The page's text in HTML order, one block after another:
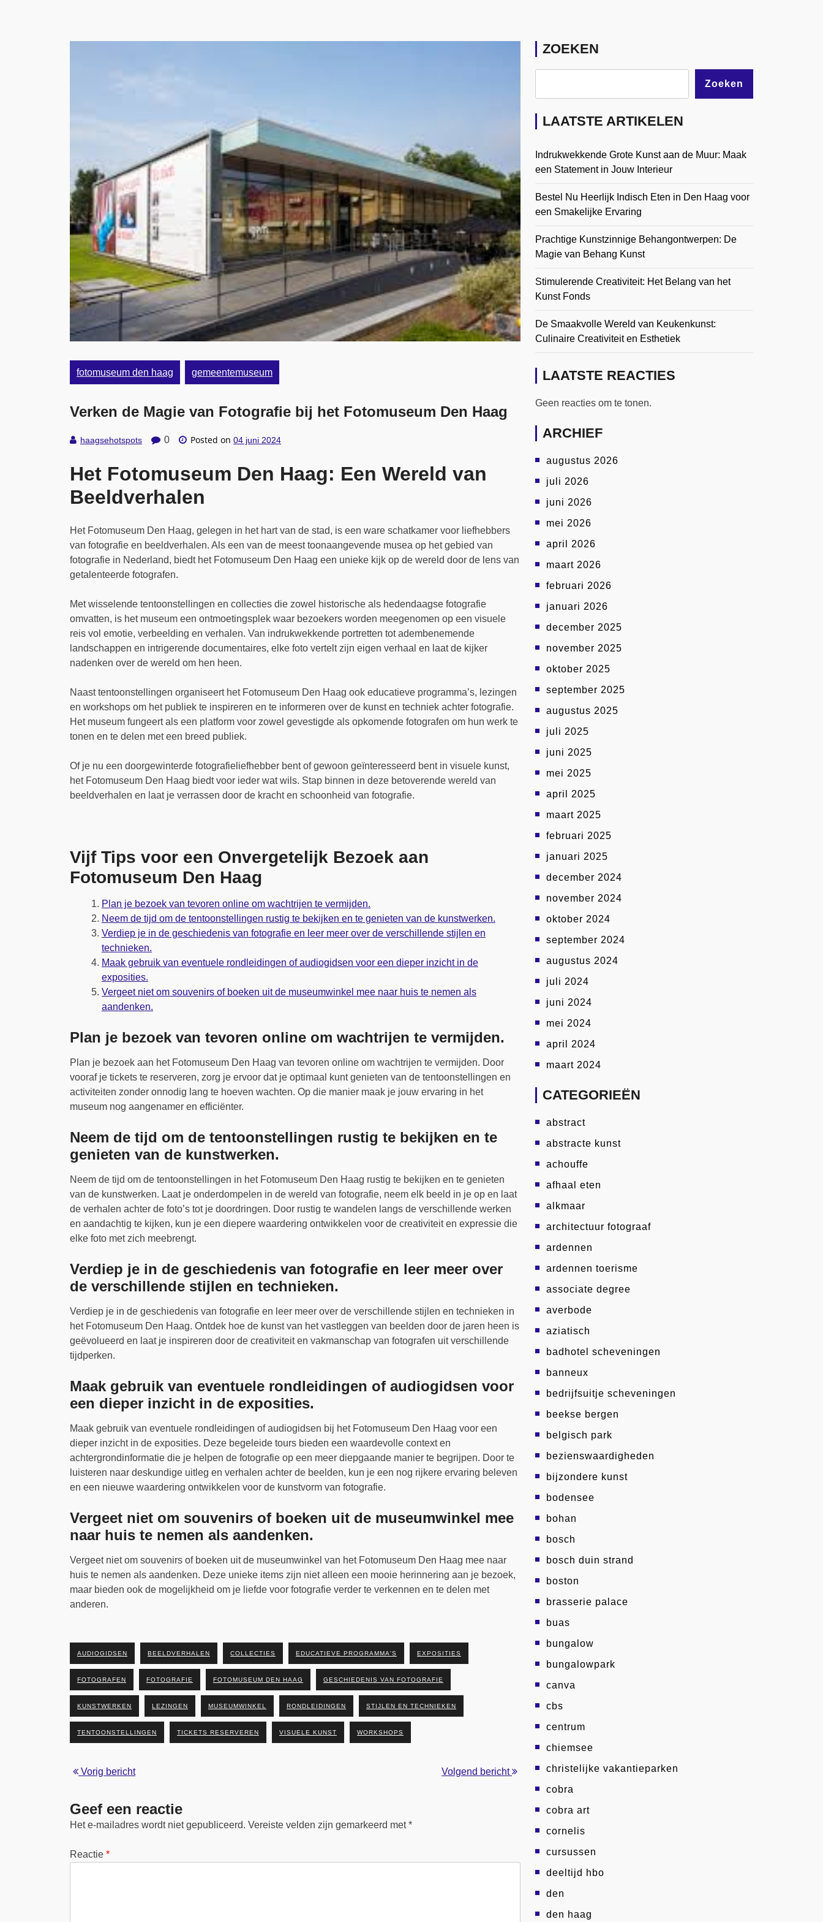
fotomuseum den haag gemeentemuseum
Verken de Magie van Fotografie bij het Fotomuseum Den Haag
haagsehotspots 0 Posted on 04 juni 2024
Het Fotomuseum Den Haag: Een Wereld van
Beeldverhalen
Het Fotomuseum Den Haag, gelegen in het hart van de stad, is een ware schatkamer voor liefhebbers
van fotografie en beeldverhalen. Als een van de meest toonaangevende musea op het gebied van
fotografie in Nederland, biedt het Fotomuseum Den Haag een unieke kijk op de wereld door de lens van
getalenteerde fotografen.
Met wisselende tentoonstellingen en collecties die zowel historische als hedendaagse fotografie
omvatten, is het museum een ontmoetingsplek waar bezoekers worden meegenomen op een visuele
reis vol emotie, verbeelding en verhalen. Van indrukwekkende portretten tot adembenemende
landschappen en intrigerende documentaires, elke foto vertelt zijn eigen verhaal en laat de kijker
nadenken over de wereld om hen heen.
Naast tentoonstellingen organiseert het Fotomuseum Den Haag ook educatieve programma’s, lezingen
en workshops om het publiek te inspireren en te informeren over de kunst en techniek achter fotografie.
Het museum fungeert als een platform voor zowel gevestigde als opkomende fotografen om hun werk te
tonen en te delen met een breed publiek.
Of je nu een doorgewinterde fotografieliefhebber bent of gewoon geïnteresseerd bent in visuele kunst,
het Fotomuseum Den Haag biedt voor ieder wat wils. Stap binnen in deze betoverende wereld van
beeldverhalen en laat je verrassen door de kracht en schoonheid van fotografie.
Vijf Tips voor een Onvergetelijk Bezoek aan
Fotomuseum Den Haag
Plan je bezoek van tevoren online om wachtrijen te vermijden.
Neem de tijd om de tentoonstellingen rustig te bekijken en te genieten van de kunstwerken.
Verdiep je in de geschiedenis van fotografie en leer meer over de verschillende stijlen en
technieken.
Maak gebruik van eventuele rondleidingen of audiogidsen voor een dieper inzicht in de
exposities.
Vergeet niet om souvenirs of boeken uit de museumwinkel mee naar huis te nemen als
aandenken.
Plan je bezoek van tevoren online om wachtrijen te vermijden.
Plan je bezoek aan het Fotomuseum Den Haag van tevoren online om wachtrijen te vermijden. Door
vooraf je tickets te reserveren, zorg je ervoor dat je optimaal kunt genieten van de tentoonstellingen en
activiteiten zonder onnodig lang te hoeven wachten. Op die manier maak je jouw ervaring in het
museum nog aangenamer en efficiënter.
Neem de tijd om de tentoonstellingen rustig te bekijken en te
genieten van de kunstwerken.
Neem de tijd om de tentoonstellingen in het Fotomuseum Den Haag rustig te bekijken en te genieten
van de kunstwerken. Laat je onderdompelen in de wereld van fotografie, neem elk beeld in je op en laat
de verhalen achter de foto’s tot je doordringen. Door rustig te wandelen langs de verschillende werken
en aandachtig te kijken, kun je een diepere waardering ontwikkelen voor de creativiteit en expressie die
elke foto met zich meebrengt.
Verdiep je in de geschiedenis van fotografie en leer meer over
de verschillende stijlen en technieken.
Verdiep je in de geschiedenis van fotografie en leer meer over de verschillende stijlen en technieken in
het Fotomuseum Den Haag. Ontdek hoe de kunst van het vastleggen van beelden door de jaren heen is
geëvolueerd en laat je inspireren door de creativiteit en vakmanschap van fotografen uit verschillende
tijdperken.
Maak gebruik van eventuele rondleidingen of audiogidsen voor
een dieper inzicht in de exposities.
Maak gebruik van eventuele rondleidingen of audiogidsen bij het Fotomuseum Den Haag voor een
dieper inzicht in de exposities. Deze begeleide tours bieden een waardevolle context en
achtergrondinformatie die je helpen de fotografie op een meer diepgaande manier te begrijpen. Door te
luisteren naar deskundige uitleg en verhalen achter de beelden, kun je een nog rijkere ervaring beleven
en een nieuwe waardering ontwikkelen voor de kunstvorm van fotografie.
Vergeet niet om souvenirs of boeken uit de museumwinkel mee
naar huis te nemen als aandenken.
Vergeet niet om souvenirs of boeken uit de museumwinkel van het Fotomuseum Den Haag mee naar
huis te nemen als aandenken. Deze unieke items zijn niet alleen een mooie herinnering aan je bezoek,
maar bieden ook de mogelijkheid om je liefde voor fotografie verder te verkennen en te delen met
anderen.
AUDIOGIDSEN BEELDVERHALEN COLLECTIES EDUCATIEVE PROGRAMMA'S EXPOSITIES
FOTOGRAFEN FOTOGRAFIE FOTOMUSEUM DEN HAAG GESCHIEDENIS VAN FOTOGRAFIE
KUNSTWERKEN LEZINGEN MUSEUMWINKEL RONDLEIDINGEN STIJLEN EN TECHNIEKEN
TENTOONSTELLINGEN TICKETS RESERVEREN VISUELE KUNST WORKSHOPS
Vorig bericht Volgend bericht
Geef een reactie
Het e-mailadres wordt niet gepubliceerd. Vereiste velden zijn gemarkeerd met*
Reactie *
ZOEKEN
Zoeken
LAATSTE ARTIKELEN
Indrukwekkende Grote Kunst aan de Muur: Maak
een Statement in Jouw Interieur
Bestel Nu Heerlijk Indisch Eten in Den Haag voor
een Smakelijke Ervaring
Prachtige Kunstzinnige Behangontwerpen: De
Magie van Behang Kunst
Stimulerende Creativiteit: Het Belang van het
Kunst Fonds
De Smaakvolle Wereld van Keukenkunst:
Culinaire Creativiteit en Esthetiek
LAATSTE REACTIES
Geen reacties om te tonen.
ARCHIEF
augustus 2026
juli 2026
juni 2026
mei 2026
april 2026
maart 2026
februari 2026
januari 2026
december 2025
november 2025
oktober 2025
september 2025
augustus 2025
juli 2025
juni 2025
mei 2025
april 2025
maart 2025
februari 2025
januari 2025
december 2024
november 2024
oktober 2024
september 2024
augustus 2024
juli 2024
juni 2024
mei 2024
april 2024
maart 2024
CATEGORIEËN
abstract
abstracte kunst
achouffe
afhaal eten
alkmaar
architectuur fotograaf
ardennen
ardennen toerisme
associate degree
averbode
aziatisch
badhotel scheveningen
banneux
bedrijfsuitje scheveningen
beekse bergen
belgisch park
bezienswaardigheden
bijzondere kunst
bodensee
bohan
bosch
bosch duin strand
boston
brasserie palace
buas
bungalow
bungalowpark
canva
cbs
centrum
chiemsee
christelijke vakantieparken
cobra
cobra art
cornelis
cursussen
deeltijd hbo
den
den haag